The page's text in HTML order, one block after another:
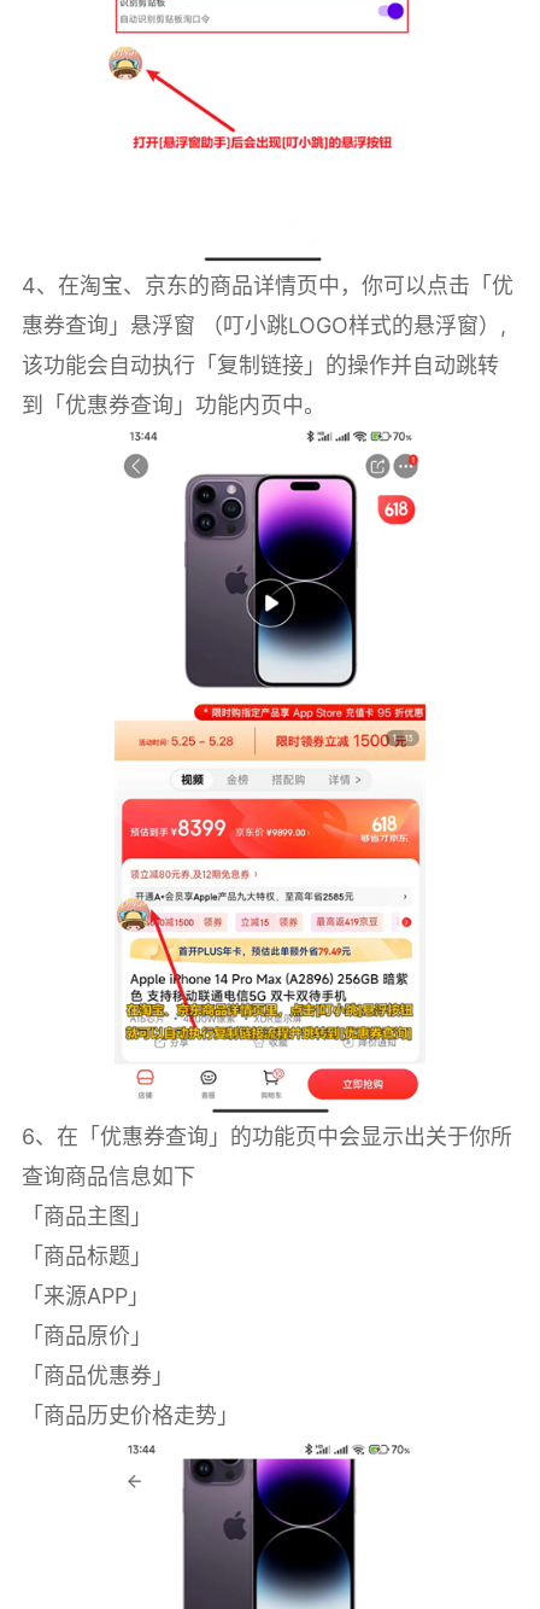
4、在淘宝、京东的商品详情页中，你可以点击「优
惠券查询」悬浮窗 （叮小跳LOGO样式的悬浮窗）,
该功能会自动执行「复制链接」的操作并自动跳转
到「优惠券查询」功能内页中。
6、在「优惠券查询」的功能页中会显示出关于你所
查询商品信息如下
「商品主图」
「商品标题」
「来源APP」
「商品原价」
「商品优惠券」
「商品历史价格走势」